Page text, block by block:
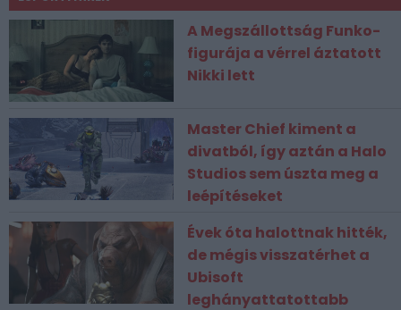
A Megszállottság Funko-
figurája a vérrel áztatott
Nikki lett
Master Chief kiment a
divatból, így aztán a Halo
Studios sem úszta meg a
leépítéseket
Évek óta halottnak hitték,
de mégis visszatérhet a
Ubisoft
leghányattatottabb